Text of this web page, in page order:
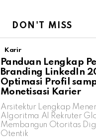
DON'T MISS
Karir
Panduan Lengkap
Branding LinkedIn
Optimasi Profil
Monetisasi Karier
Arsitektur Lengkap
Algoritma AI Rekruter
Membangun Otoritas
Otentik